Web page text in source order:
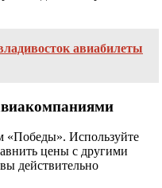
авиабилеты
«Победы». Используйте
цены с другими
действительно